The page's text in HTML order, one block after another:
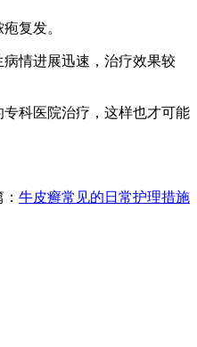
复发。
情进展迅速，治疗效果较
科医院治疗，这样也才可能
牛皮癣常见的日常护理措施